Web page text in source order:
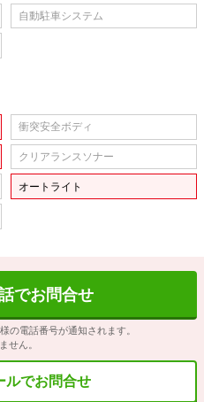
自動駐車システム
衝突安全ボディ
クリアランスソナー
オートライト
でお問合せ
の電話番号が通知されます。
せん。
ルでお問合せ